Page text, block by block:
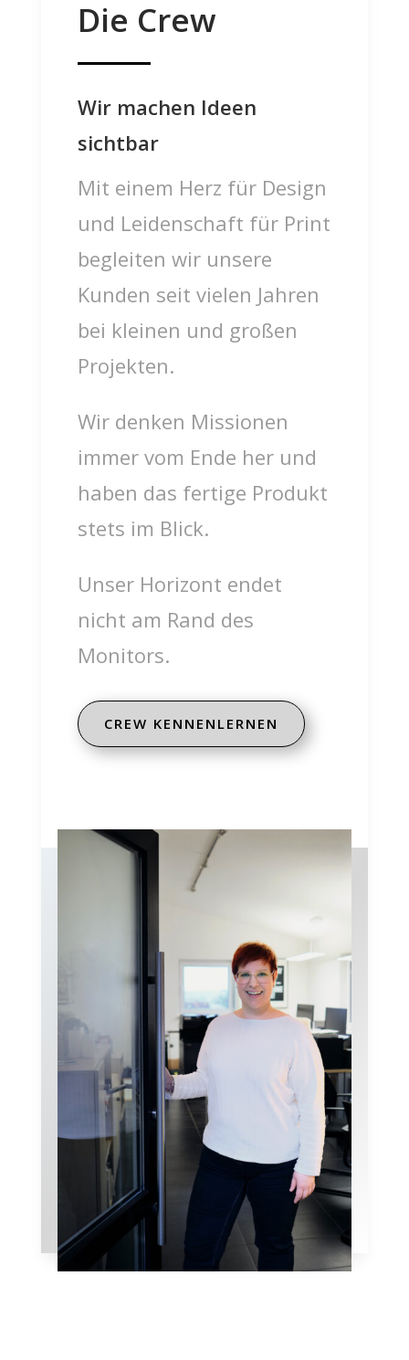
Die Crew
Wir machen Ideen
sichtbar
Mit einem Herz für Design
und Leidenschaft für Print
begleiten wir unsere
Kunden seit vielen Jahren
bei kleinen und großen
Projekten.
Wir denken Missionen
immer vom Ende her und
haben das fertige Produkt
stets im Blick.
Unser Horizont endet
nicht am Rand des
Monitors.
CREW KENNENLERNEN